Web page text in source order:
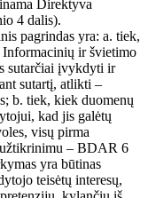
Direktyva
4 dalis).
pagrindas yra: a. tiek,
ir švietimo
sutarčiai įvykdyti ir
sutartį, atlikti –
b. tiek, kiek duomenų
kad jis galėtų
visų pirma
užtikrinimu – BDAR 6
yra būtinas
teisėtų interesų,